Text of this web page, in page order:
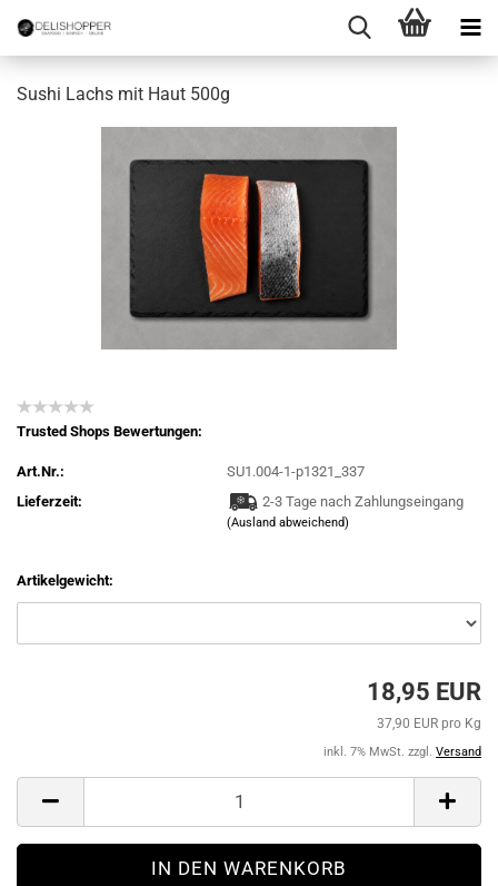
Sushi Lachs mit Haut 500g
Trusted Shops Bewertungen:
Art.Nr.:
SU1.004-1-p1321_337
Lieferzeit:
2-3 Tage nach Zahlungseingang
(Ausland abweichend)
Artikelgewicht:
18,95 EUR
37,90 EUR pro Kg
inkl. 7% MwSt. zzgl. Versand